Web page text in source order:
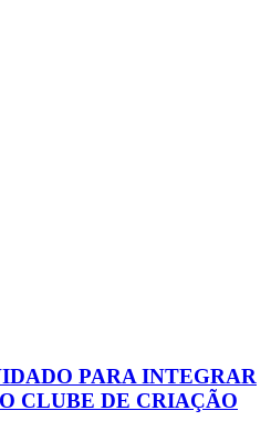
PARA INTEGRAR
CLUBE DE CRIAÇÃO